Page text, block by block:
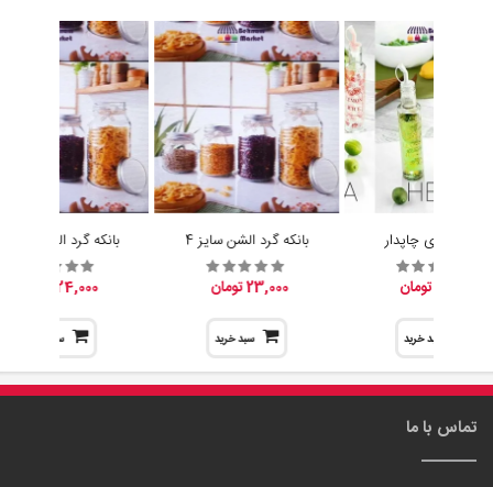
آبلیموخوری چاپدار
سبد خرید
بانکه گرد الشن سایز 4
23,000 تومان
سبد خرید
بانکه گرد الشن سایز 3
24,000 تومان
سبد خرید
تماس با ما